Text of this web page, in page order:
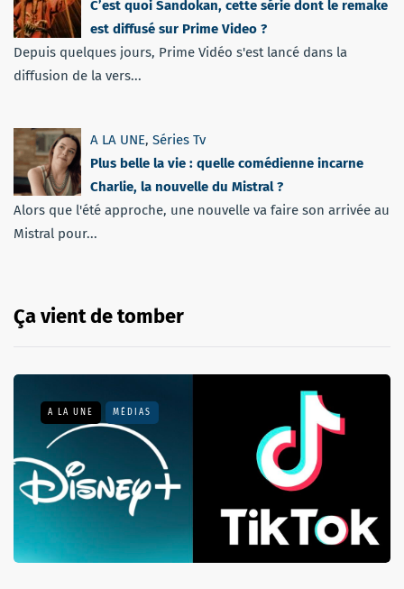
C’est quoi Sandokan, cette série dont le remake
est diffusé sur Prime Video ?
Depuis quelques jours, Prime Vidéo s'est lancé dans la
diffusion de la vers...
A LA UNE, Séries Tv
Plus belle la vie : quelle comédienne incarne
Charlie, la nouvelle du Mistral ?
Alors que l'été approche, une nouvelle va faire son arrivée au
Mistral pour...
Ça vient de tomber
A LA UNE MÉDIAS